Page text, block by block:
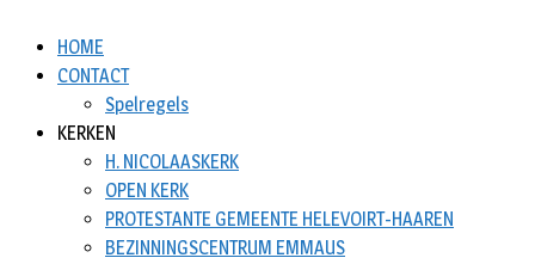
HOME
CONTACT
Spelregels
KERKEN
H. NICOLAASKERK
OPEN KERK
PROTESTANTE GEMEENTE HELEVOIRT-HAAREN
BEZINNINGSCENTRUM EMMAUS